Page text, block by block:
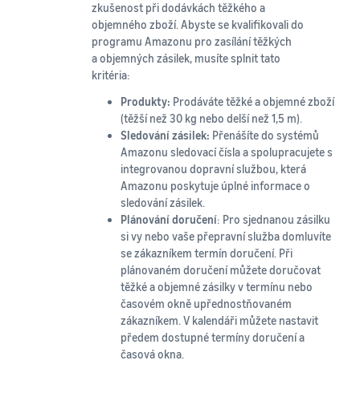
zkušenost při dodávkách těžkého a
objemného zboží. Abyste se kvalifikovali do
programu Amazonu pro zasílání těžkých
a objemných zásilek, musíte splnit tato
kritéria:
Produkty: Prodáváte těžké a objemné zboží
(těžší než 30 kg nebo delší než 1,5 m).
Sledování zásilek: Přenášíte do systémů
Amazonu sledovací čísla a spolupracujete s
integrovanou dopravní službou, která
Amazonu poskytuje úplné informace o
sledování zásilek.
Plánování doručení: Pro sjednanou zásilku
si vy nebo vaše přepravní služba domluvíte
se zákazníkem termín doručení. Při
plánovaném doručení můžete doručovat
těžké a objemné zásilky v termínu nebo
časovém okně upřednostňovaném
zákazníkem. V kalendáři můžete nastavit
předem dostupné termíny doručení a
časová okna.